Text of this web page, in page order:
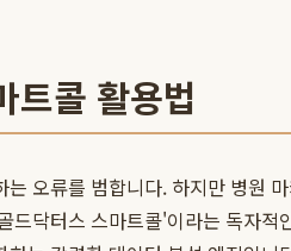
트콜 활용법
오류를 범합니다. 하지만 병원
드닥터스 스마트콜'이라는 독자